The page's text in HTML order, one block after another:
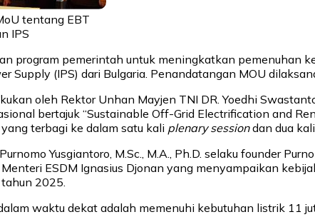
tentang EBT
IPS
program pemerintah untuk meningkatkan
Supply (IPS) dari Bulgaria. Penandatangan MOU
oleh Rektor Unhan Mayjen TNI DR. Yoedhi
bertajuk “Sustainable Off-Grid Electrification and
terbagi ke dalam satu kali plenary sessiondan dua
Yusgiantoro, M.Sc., M.A., Ph.D. selaku founder
ESDM Ignasius Djonan yang menyampaikan
2025.
waktu dekat adalah memenuhi kebutuhan listrik 11